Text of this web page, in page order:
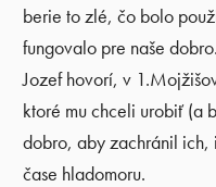
berie to zlé, čo bolo
fungovalo pre naše
Jozef hovorí, v
ktoré mu chceli urobiť (a
dobro, aby zachránil ich,
čase hladomoru.